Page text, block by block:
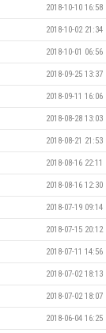
2018-10-10 16:58
2018-10-02 21:34
2018-10-01 06:56
2018-09-25 13:37
2018-09-11 16:06
2018-08-28 13:03
2018-08-21 21:53
2018-08-16 22:11
2018-08-16 12:30
2018-07-19 09:14
2018-07-15 20:12
2018-07-11 14:56
2018-07-02 18:13
2018-07-02 18:07
2018-06-04 16:25